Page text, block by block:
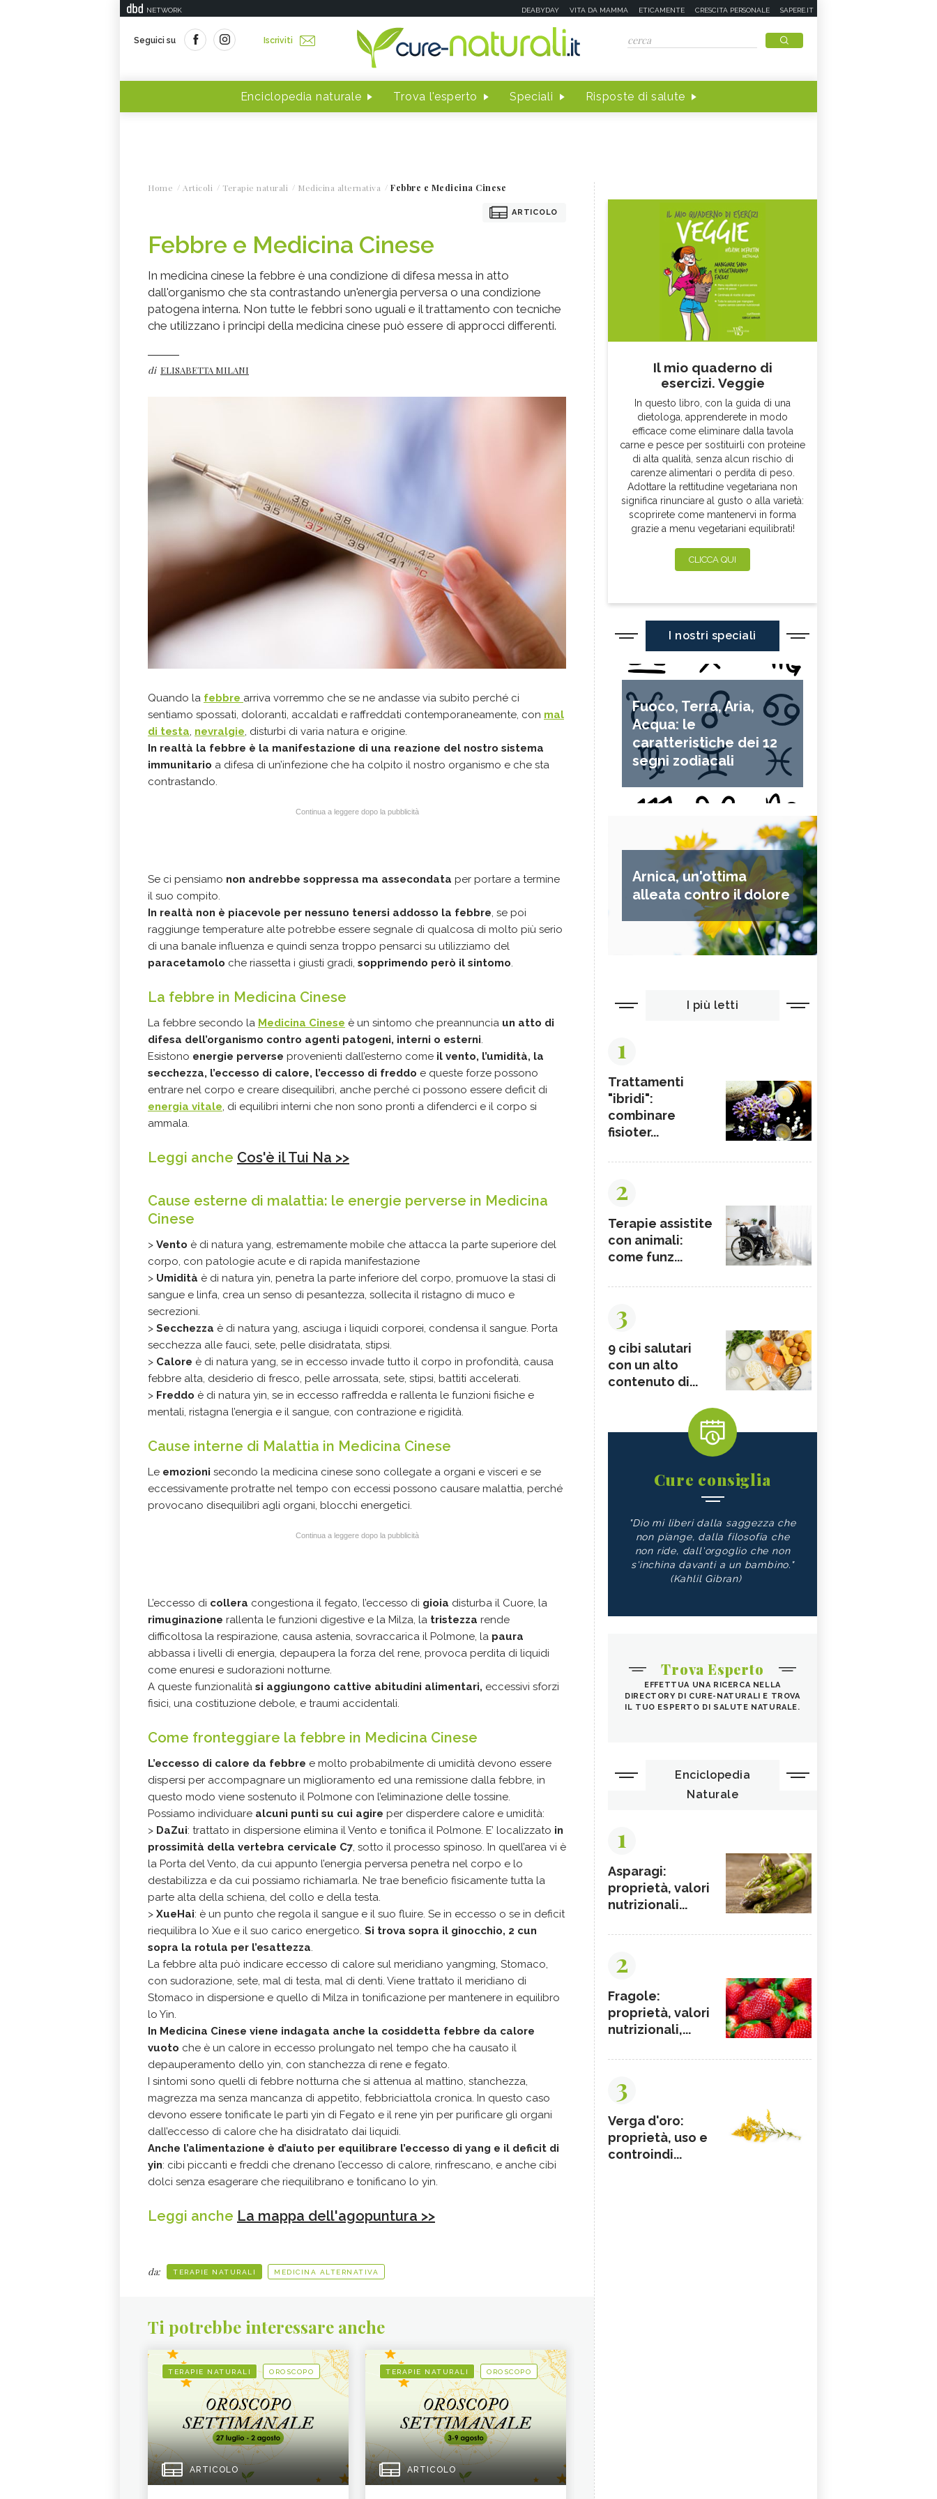
NETWORK DEABYDAY VITA DA MAMMA ETICAMENTE CRESCITA PERSONALE SAPERE.IT
Seguici su Iscriviti
Enciclopedia naturale Trova l'esperto Speciali Risposte di salute
Home Articoli Terapie naturali Medicina alternativa Febbre e Medicina Cinese
ARTICOLO
Febbre e Medicina Cinese
In medicina cinese la febbre è una condizione di difesa messa in atto
dall'organismo che sta contrastando un'energia perversa o una condizione
patogena interna. Non tutte le febbri sono uguali e il trattamento con tecniche
che utilizzano i principi della medicina cinese può essere di approcci differenti.
di ELISABETTA MILANI
Quando la febbre arriva vorremmo che se ne andasse via subito perché ci
sentiamo spossati, doloranti, accaldati e raffreddati contemporaneamente, con mal
di testa, nevralgie, disturbi di varia natura e origine.
In realtà la febbre è la manifestazione di una reazione del nostro sistema
immunitario a difesa di un’infezione che ha colpito il nostro organismo e che sta
contrastando.
Continua a leggere dopo la pubblicità
Se ci pensiamo non andrebbe soppressa ma assecondata per portare a termine
il suo compito.
In realtà non è piacevole per nessuno tenersi addosso la febbre, se poi
raggiunge temperature alte potrebbe essere segnale di qualcosa di molto più serio
di una banale influenza e quindi senza troppo pensarci su utilizziamo del
paracetamolo che riassetta i giusti gradi, sopprimendo però il sintomo.
La febbre in Medicina Cinese
La febbre secondo la Medicina Cinese è un sintomo che preannuncia un atto di
difesa dell’organismo contro agenti patogeni, interni o esterni.
Esistono energie perverse provenienti dall’esterno come il vento, l’umidità, la
secchezza, l’eccesso di calore, l’eccesso di freddo e queste forze possono
entrare nel corpo e creare disequilibri, anche perché ci possono essere deficit di
energia vitale, di equilibri interni che non sono pronti a difenderci e il corpo si
ammala.
Leggi anche Cos'è il Tui Na >>
Cause esterne di malattia: le energie perverse in Medicina
Cinese
> Vento è di natura yang, estremamente mobile che attacca la parte superiore del
corpo, con patologie acute e di rapida manifestazione
> Umidità è di natura yin, penetra la parte inferiore del corpo, promuove la stasi di
sangue e linfa, crea un senso di pesantezza, sollecita il ristagno di muco e
secrezioni.
> Secchezza è di natura yang, asciuga i liquidi corporei, condensa il sangue. Porta
secchezza alle fauci, sete, pelle disidratata, stipsi.
> Calore è di natura yang, se in eccesso invade tutto il corpo in profondità, causa
febbre alta, desiderio di fresco, pelle arrossata, sete, stipsi, battiti accelerati.
> Freddo è di natura yin, se in eccesso raffredda e rallenta le funzioni fisiche e
mentali, ristagna l’energia e il sangue, con contrazione e rigidità.
Cause interne di Malattia in Medicina Cinese
Le emozioni secondo la medicina cinese sono collegate a organi e visceri e se
eccessivamente protratte nel tempo con eccessi possono causare malattia, perché
provocano disequilibri agli organi, blocchi energetici.
Continua a leggere dopo la pubblicità
L’eccesso di collera congestiona il fegato, l’eccesso di gioia disturba il Cuore, la
rimuginazione rallenta le funzioni digestive e la Milza, la tristezza rende
difficoltosa la respirazione, causa astenia, sovraccarica il Polmone, la paura
abbassa i livelli di energia, depaupera la forza del rene, provoca perdita di liquidi
come enuresi e sudorazioni notturne.
A queste funzionalità si aggiungono cattive abitudini alimentari, eccessivi sforzi
fisici, una costituzione debole, e traumi accidentali.
Come fronteggiare la febbre in Medicina Cinese
L’eccesso di calore da febbre e molto probabilmente di umidità devono essere
dispersi per accompagnare un miglioramento ed una remissione dalla febbre, in
questo modo viene sostenuto il Polmone con l’eliminazione delle tossine.
Possiamo individuare alcuni punti su cui agire per disperdere calore e umidità:
> DaZui: trattato in dispersione elimina il Vento e tonifica il Polmone. E’ localizzato in
prossimità della vertebra cervicale C7, sotto il processo spinoso. In quell’area vi è
la Porta del Vento, da cui appunto l’energia perversa penetra nel corpo e lo
destabilizza e da cui possiamo richiamarla. Ne trae beneficio fisicamente tutta la
parte alta della schiena, del collo e della testa.
> XueHai: è un punto che regola il sangue e il suo fluire. Se in eccesso o se in deficit
riequilibra lo Xue e il suo carico energetico. Si trova sopra il ginocchio, 2 cun
sopra la rotula per l’esattezza.
La febbre alta può indicare eccesso di calore sul meridiano yangming, Stomaco,
con sudorazione, sete, mal di testa, mal di denti. Viene trattato il meridiano di
Stomaco in dispersione e quello di Milza in tonificazione per mantenere in equilibro
lo Yin.
In Medicina Cinese viene indagata anche la cosiddetta febbre da calore
vuoto che è un calore in eccesso prolungato nel tempo che ha causato il
depauperamento dello yin, con stanchezza di rene e fegato.
I sintomi sono quelli di febbre notturna che si attenua al mattino, stanchezza,
magrezza ma senza mancanza di appetito, febbriciattola cronica. In questo caso
devono essere tonificate le parti yin di Fegato e il rene yin per purificare gli organi
dall’eccesso di calore che ha disidratato dai liquidi.
Anche l’alimentazione è d’aiuto per equilibrare l’eccesso di yang e il deficit di
yin: cibi piccanti e freddi che drenano l’eccesso di calore, rinfrescano, e anche cibi
dolci senza esagerare che riequilibrano e tonificano lo yin.
Leggi anche La mappa dell'agopuntura >>
da: TERAPIE NATURALI MEDICINA ALTERNATIVA
Ti potrebbe interessare anche
TERAPIE NATURALI OROSCOPO
ARTICOLO
TERAPIE NATURALI OROSCOPO
ARTICOLO
Il mio quaderno di
esercizi. Veggie
In questo libro, con la guida di una
dietologa, apprenderete in modo
efficace come eliminare dalla tavola
carne e pesce per sostituirli con proteine
di alta qualità, senza alcun rischio di
carenze alimentari o perdita di peso.
Adottare la rettitudine vegetariana non
significa rinunciare al gusto o alla varietà:
scoprirete come mantenervi in forma
grazie a menu vegetariani equilibrati!
CLICCA QUI
I nostri speciali
Fuoco, Terra, Aria,
Acqua: le
caratteristiche dei 12
segni zodiacali
Arnica, un'ottima
alleata contro il dolore
I più letti
1
Trattamenti
"ibridi":
combinare
fisioter...
2
Terapie assistite
con animali:
come funz...
3
9 cibi salutari
con un alto
contenuto di...
Cure consiglia
"Dio mi liberi dalla saggezza che
non piange, dalla filosofia che
non ride, dall'orgoglio che non
s'inchina davanti a un bambino."
(Kahlil Gibran)
Trova Esperto
EFFETTUA UNA RICERCA NELLA
DIRECTORY DI CURE-NATURALI E TROVA
IL TUO ESPERTO DI SALUTE NATURALE.
Enciclopedia
Naturale
1
Asparagi:
proprietà, valori
nutrizionali...
2
Fragole:
proprietà, valori
nutrizionali,...
3
Verga d'oro:
proprietà, uso e
controindi...